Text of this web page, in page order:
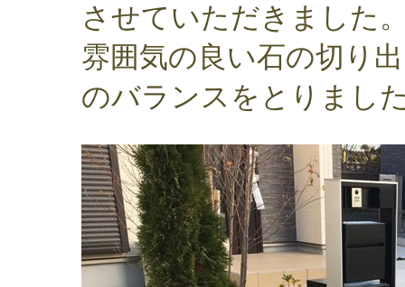
させていただきました
雰囲気の良い石の切り
のバランスをとりまし